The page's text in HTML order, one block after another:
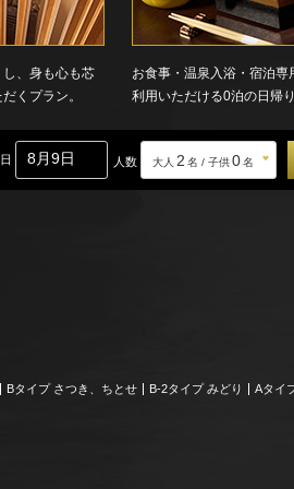
、身も心も芯
くプラン。
お食事・温泉入浴・宿泊専
利用いただける0泊の日帰り
人数 大人 2 名 / 子供0名
Bタイプ さつき、ちとせ B-2タイプ みどり Aタイ